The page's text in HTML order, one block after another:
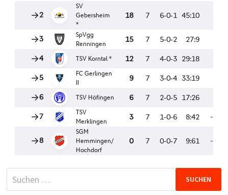
Suchen
nach: